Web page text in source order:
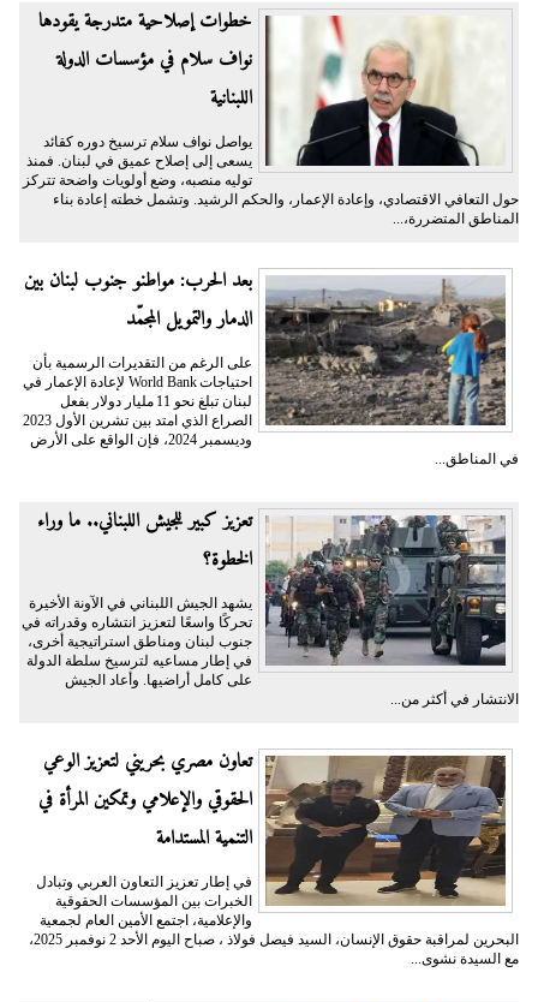
خطوات إصلاحية متدرجة يقودها
نواف سلام في مؤسسات الدولة
اللبنانية
يواصل نواف سلام ترسيخ دوره كقائد
يسعى إلى إصلاح عميق في لبنان. فمنذ
توليه منصبه، وضع أولويات واضحة تتركز
حول التعافي الاقتصادي، وإعادة الإعمار، والحكم الرشيد. وتشمل خطته إعادة بناء
المناطق المتضررة،...
بعد الحرب: مواطنو جنوب لبنان بين
الدمار والتمويل المجمّد
على الرغم من التقديرات الرسمية بأن
احتياجات World Bank لإعادة الإعمار في
لبنان تبلغ نحو 11 مليار دولار بفعل
الصراع الذي امتد بين تشرين الأول 2023
وديسمبر 2024، فإن الواقع على الأرض
في المناطق...
تعزيز كبير للجيش اللبناني.. ما وراء
الخطوة؟
يشهد الجيش اللبناني في الآونة الأخيرة
تحركًا واسعًا لتعزيز انتشاره وقدراته في
جنوب لبنان ومناطق استراتيجية أخرى،
في إطار مساعيه لترسيخ سلطة الدولة
على كامل أراضيها. وأعاد الجيش
الانتشار في أكثر من...
تعاون مصري بحريني لتعزيز الوعي
الحقوقي والإعلامي وتمكين المرأة في
التنمية المستدامة
في إطار تعزيز التعاون العربي وتبادل
الخبرات بين المؤسسات الحقوقية
والإعلامية، اجتمع الأمين العام لجمعية
البحرين لمراقبة حقوق الإنسان، السيد فيصل فولاذ ، صباح اليوم الأحد 2 نوفمبر 2025،
مع السيدة نشوى...